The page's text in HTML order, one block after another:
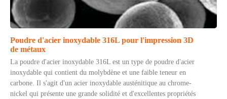
Poudre d'acier inoxydable 316L pour l'impression 3D
de métaux
La poudre d'acier inoxydable 316L est un type de poudre d'acier
inoxydable qui contient du molybdène et une faible teneur en
carbone. Il s'agit d'un acier inoxydable austénitique au chrome-
nickel qui présente une grande solidité et d'excellentes propriétés